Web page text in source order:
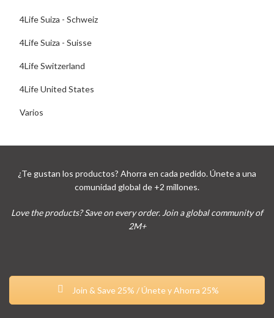
4Life Suiza - Schweiz
4Life Suiza - Suisse
4Life Switzerland
4Life United States
Varios
¿Te gustan los productos? Ahorra en cada pedido. Únete a una
comunidad global de +2 millones.
Love the products? Save on every order. Join a global community of
2M+
Join & Save 25% / Únete y Ahorra 25%